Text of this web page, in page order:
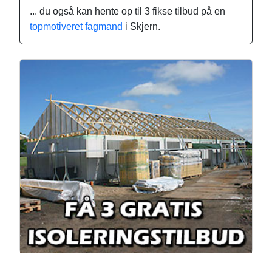
... du også kan hente op til 3 fikse tilbud på en
topmotiveret fagmand i Skjern.